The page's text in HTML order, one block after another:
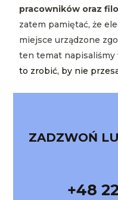
pracowników oraz
zatem pamiętać, że
miejsce urządzone
ten temat napisaliśmy
to zrobić, by nie
ZADZWOŃ
+48